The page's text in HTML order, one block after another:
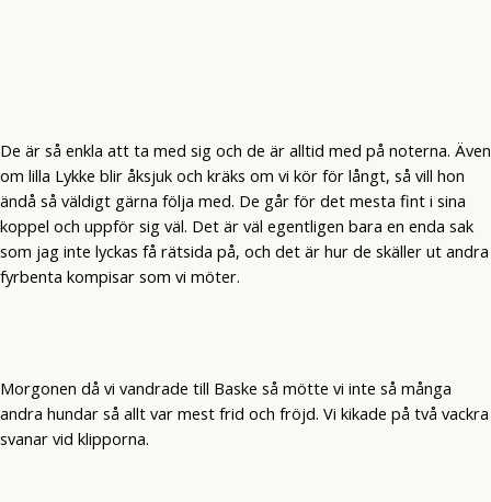
De är så enkla att ta med sig och de är alltid med på noterna. Även
om lilla Lykke blir åksjuk och kräks om vi kör för långt, så vill hon
ändå så väldigt gärna följa med. De går för det mesta fint i sina
koppel och uppför sig väl. Det är väl egentligen bara en enda sak
som jag inte lyckas få rätsida på, och det är hur de skäller ut andra
fyrbenta kompisar som vi möter.
Morgonen då vi vandrade till Baske så mötte vi inte så många
andra hundar så allt var mest frid och fröjd. Vi kikade på två vackra
svanar vid klipporna.